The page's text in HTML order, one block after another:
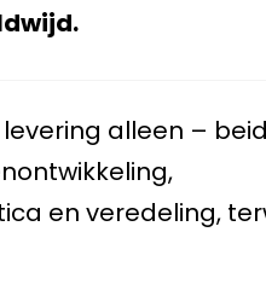
alleen –
en veredeling,